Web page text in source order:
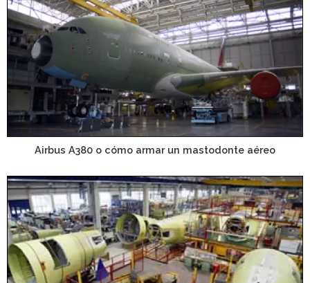
Airbus A380 o cómo armar un mastodonte aéreo